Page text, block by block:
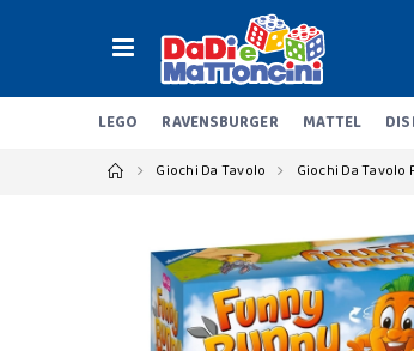
LEGO RAVENSBURGER MATTEL
Giochi Da Tavolo Giochi Da Tavolo